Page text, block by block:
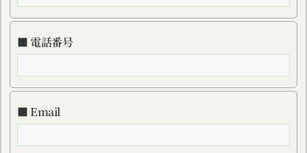
■ 電話番号
■ Email